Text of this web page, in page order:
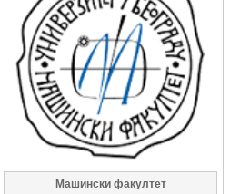
Машински факултет